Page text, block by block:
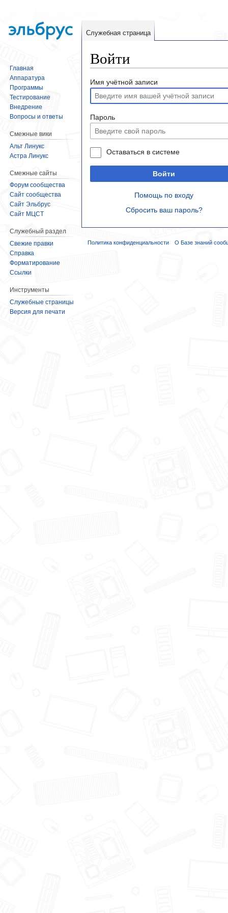
Войти
Перейти
навигации
Перейти
поиску
Имя учётной записи
Пароль
Оставаться в системе
Войти
Помощь по входу
Сбросить ваш пароль?
Служебная страница
Главная
Аппаратура
Программы
Тестирование
Внедрение
Вопросы и ответы
Смежные вики
Альт Линукс
Астра Линукс
Смежные сайты
Форум сообщества
Сайт сообщества
Сайт Эльбрус
Сайт МЦСТ
Служебный раздел
Свежие правки
Справка
Форматирование
Ссылки
Инструменты
Служебные страницы
Версия для печати
Политика конфиденциальности О Базе знаний